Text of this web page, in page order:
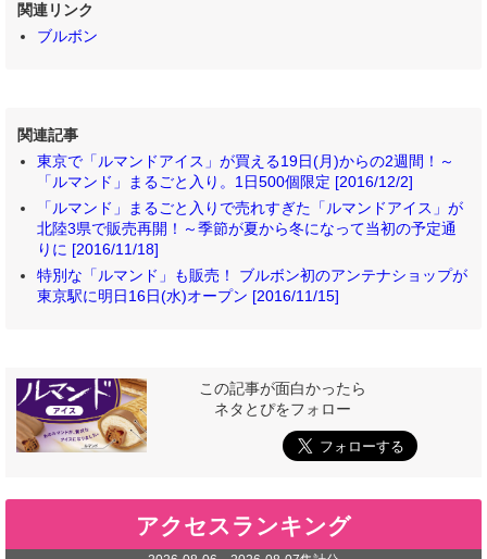
関連リンク
ブルボン
関連記事
東京で「ルマンドアイス」が買える19日(月)からの2週間！～
「ルマンド」まるごと入り。1日500個限定 [2016/12/2]
「ルマンド」まるごと入りで売れすぎた「ルマンドアイス」が
北陸3県で販売再開！～季節が夏から冬になって当初の予定通
りに [2016/11/18]
特別な「ルマンド」も販売！ ブルボン初のアンテナショップが
東京駅に明日16日(水)オープン [2016/11/15]
この記事が面白かったら
ネタとぴをフォロー
アクセスランキング